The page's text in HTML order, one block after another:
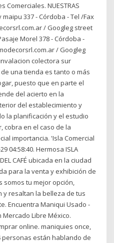
Comerciales. NUESTRAS
maipu 337 - Córdoba - Tel /Fax
/ Googleg street
Morel 378 - Córdoba -
/ Googleg
colectora sur
una tienda es tanto o más
puesto que en parte el
del acierto en la
del establecimiento y
la planificación y el estudio
cobra en el caso de la
importancia. 'Isla Comercial
04:58:40. Hermosa ISLA
CAFÉ ubicada en la ciudad
para la venta y exhibición de
somos tu mejor opción,
resaltan la belleza de tus
Encuentra Maniqui Usado -
Libre México.
online. maniquies once,
personas están hablando de